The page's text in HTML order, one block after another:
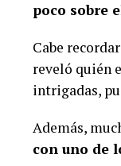
poco sobre
Cabe
reveló quién
intrigadas,
Además,
con uno de